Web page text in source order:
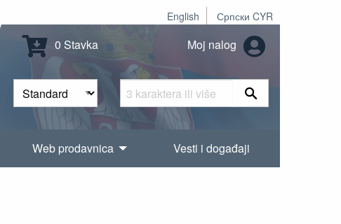
English Српски CYR
0 Stavka Moj nalog
Web prodavnica Vesti i događaji